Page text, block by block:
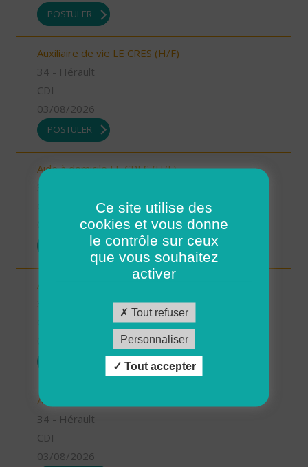
POSTULER
Auxiliaire de vie LE CRES (H/F)
34 - Hérault
CDI
03/08/2026
POSTULER
Aide à domicile LE CRES (H/F)
03/08/2026
POSTULER
Aide à domicile GANGES (H/F)
Auxiliaire de vie GANGES (H/F)
34 - Hérault
CDI
03/08/2026
Ce site utilise des
cookies et vous donne
le contrôle sur ceux
que vous souhaitez
activer
Tout refuser
Personnaliser
Tout accepter